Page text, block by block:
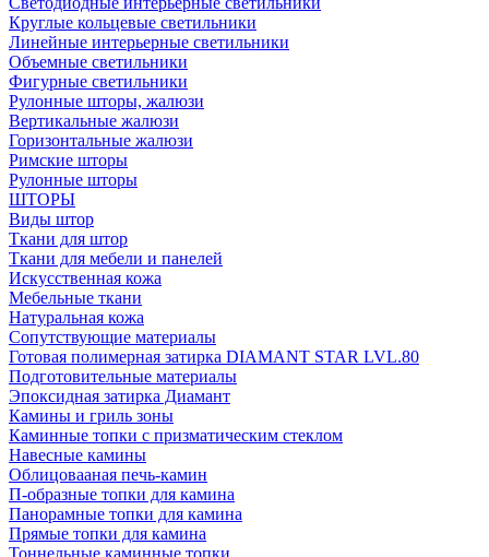
Круглые кольцевые светильники
Линейные интерьерные светильники
Объемные светильники
Фигурные светильники
Рулонные шторы, жалюзи
Вертикальные жалюзи
Горизонтальные жалюзи
Римские шторы
Рулонные шторы
ШТОРЫ
Виды штор
Ткани для штор
Ткани для мебели и панелей
Искусственная кожа
Мебельные ткани
Натуральная кожа
Сопутствующие материалы
Готовая полимерная затирка DIAMANT STAR LVL.80
Подготовительные материалы
Эпоксидная затирка Диамант
Камины и гриль зоны
Каминные топки с призматическим стеклом
Навесные камины
Облицовааная печь-камин
П-образные топки для камина
Панорамные топки для камина
Прямые топки для камина
Тоннельные каминные топки